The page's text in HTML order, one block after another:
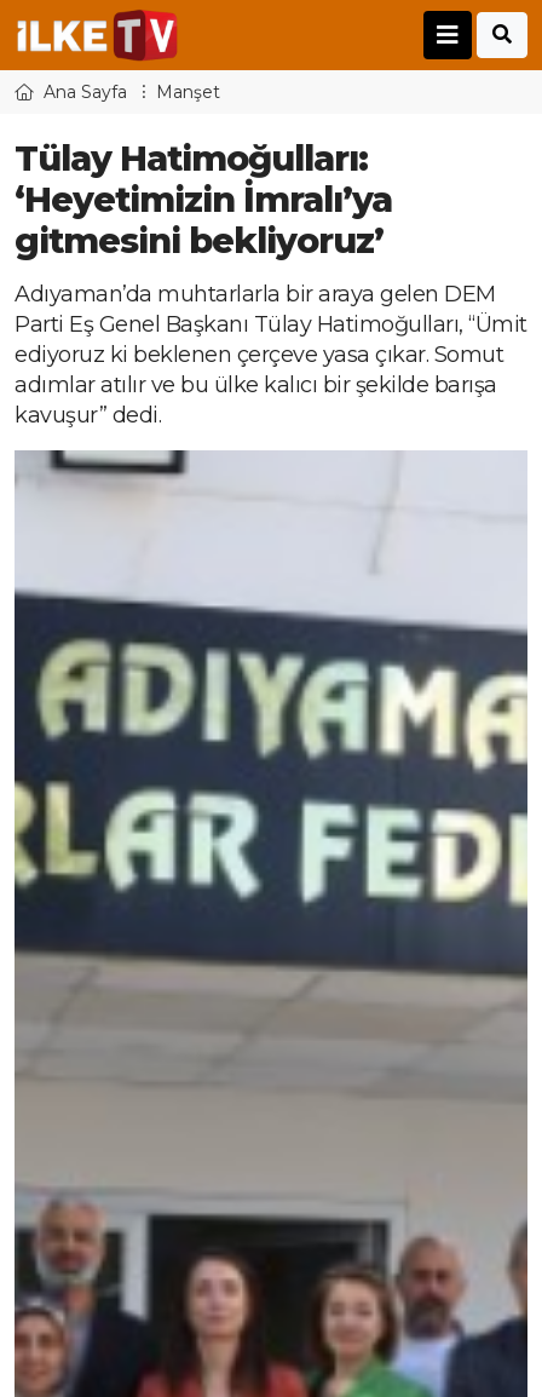
Ana Sayfa Manşet
Tülay Hatimoğulları:
‘Heyetimizin İmralı’ya
gitmesini bekliyoruz’
Adıyaman’da muhtarlarla bir araya gelen DEM
Parti Eş Genel Başkanı Tülay Hatimoğulları, “Ümit
ediyoruz ki beklenen çerçeve yasa çıkar. Somut
adımlar atılır ve bu ülke kalıcı bir şekilde barışa
kavuşur” dedi.